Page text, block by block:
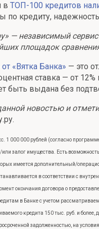
через Госуслуги
в ТОП-100 кредитов
по кредиту,
— независимый
площадок
«Вятка Банка» — это
ставка — от
быть выдана без
новостью и
000 000 рублей (согласно
или залог имущества. Есть
имеется дополнительный/
в соответствии с
окончания договора о
в Банке с учетом
кредита 150 тыс. руб. и
задолженностью, на